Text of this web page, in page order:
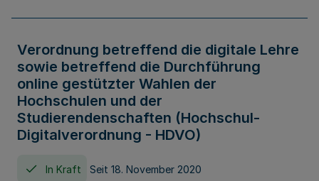
Verordnung betreffend die digitale Lehre
sowie betreffend die Durchführung
online gestützter Wahlen der
Hochschulen und der
Studierendenschaften (Hochschul-
Digitalverordnung - HDVO)
In Kraft Seit 18. November 2020